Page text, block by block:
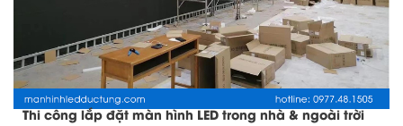
Thi công lắp đặt màn hình LED trong nhà & ngoài trời